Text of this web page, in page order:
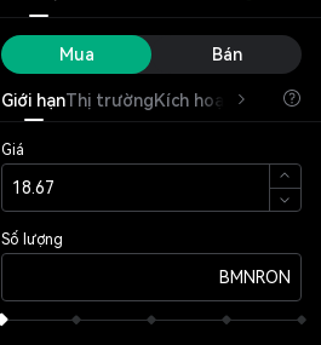
Mua Bán
Giới hạnThị trườngKích hoạt OCO
Giá
Số lượng
BMNRON